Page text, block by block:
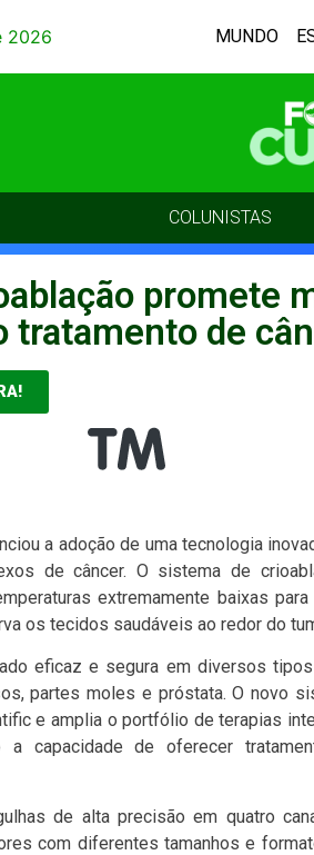
2026 MUNDO
COLUNISTAS
promete
tratamento de
a adoção de uma tecnologia
de câncer. O sistema de
extremamente baixas
os tecidos saudáveis ao redor do
eficaz e segura em diversos
partes moles e próstata. O novo
e amplia o portfólio de terapias
a capacidade de oferecer
de alta precisão em quatro
com diferentes tamanhos e